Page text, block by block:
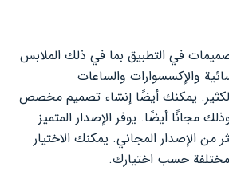
في التطبيق بما في ذلك الملابس
والإكسسوارات والساعات
يمكنك أيضًا إنشاء تصميم مخصص
مجانًا أيضًا. يوفر الإصدار المتميز
من الإصدار المجاني. يمكنك الاختيار
مختلفة حسب اختيارك.